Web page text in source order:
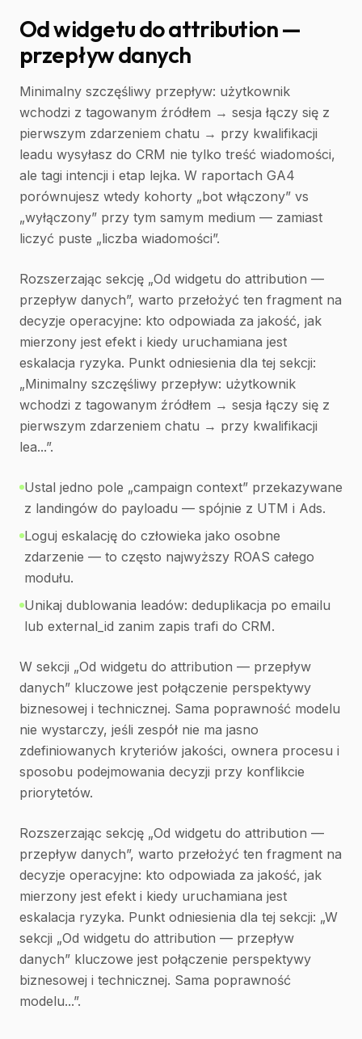
Od widgetu do attribution —
przepływ danych
Minimalny szczęśliwy przepływ: użytkownik
wchodzi z tagowanym źródłem → sesja łączy się z
pierwszym zdarzeniem chatu → przy kwalifikacji
leadu wysyłasz do CRM nie tylko treść wiadomości,
ale tagi intencji i etap lejka. W raportach GA4
porównujesz wtedy kohorty „bot włączony” vs
„wyłączony” przy tym samym medium — zamiast
liczyć puste „liczba wiadomości”.
Rozszerzając sekcję „Od widgetu do attribution —
przepływ danych”, warto przełożyć ten fragment na
decyzje operacyjne: kto odpowiada za jakość, jak
mierzony jest efekt i kiedy uruchamiana jest
eskalacja ryzyka. Punkt odniesienia dla tej sekcji:
„Minimalny szczęśliwy przepływ: użytkownik
wchodzi z tagowanym źródłem → sesja łączy się z
pierwszym zdarzeniem chatu → przy kwalifikacji
lea...”.
Ustal jedno pole „campaign context” przekazywane
z landingów do payloadu — spójnie z UTM i Ads.
Loguj eskalację do człowieka jako osobne
zdarzenie — to często najwyższy ROAS całego
modułu.
Unikaj dublowania leadów: deduplikacja po emailu
lub external_id zanim zapis trafi do CRM.
W sekcji „Od widgetu do attribution — przepływ
danych” kluczowe jest połączenie perspektywy
biznesowej i technicznej. Sama poprawność modelu
nie wystarczy, jeśli zespół nie ma jasno
zdefiniowanych kryteriów jakości, ownera procesu i
sposobu podejmowania decyzji przy konflikcie
priorytetów.
Rozszerzając sekcję „Od widgetu do attribution —
przepływ danych”, warto przełożyć ten fragment na
decyzje operacyjne: kto odpowiada za jakość, jak
mierzony jest efekt i kiedy uruchamiana jest
eskalacja ryzyka. Punkt odniesienia dla tej sekcji: „W
sekcji „Od widgetu do attribution — przepływ
danych” kluczowe jest połączenie perspektywy
biznesowej i technicznej. Sama poprawność
modelu...”.